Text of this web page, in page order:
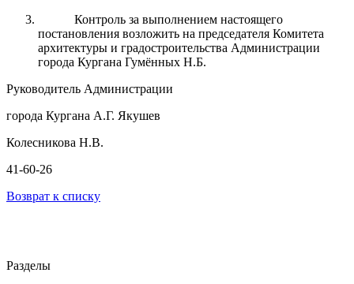
Контроль за выполнением настоящего
постановления возложить на председателя Комитета
архитектуры и градостроительства Администрации
города Кургана Гумённых Н.Б.
Руководитель Администрации
города Кургана А.Г. Якушев
Колесникова Н.В.
41-60-26
Возврат к списку
Разделы